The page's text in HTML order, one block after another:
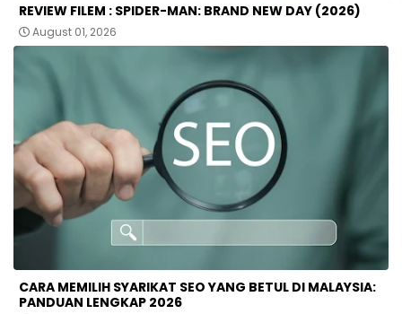
REVIEW FILEM : SPIDER-MAN: BRAND NEW DAY (2026)
August 01, 2026
CARA MEMILIH SYARIKAT SEO YANG BETUL DI MALAYSIA:
PANDUAN LENGKAP 2026